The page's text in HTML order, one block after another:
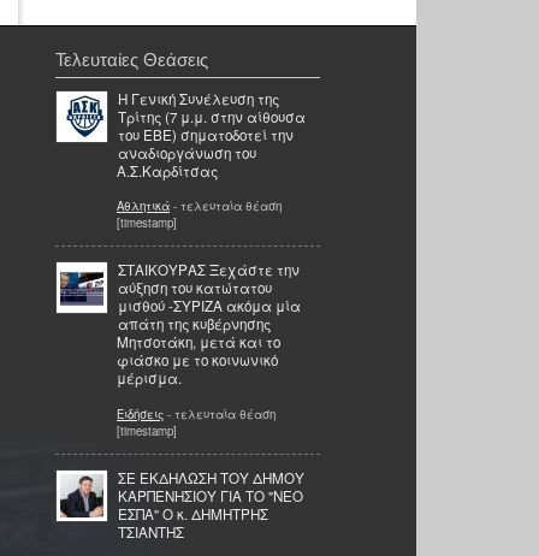
Τελευταίες Θεάσεις
Η Γενική Συνέλευση της
Τρίτης (7 μ.μ. στην αίθουσα
του ΕΒΕ) σηματοδοτεί την
αναδιοργάνωση του
Α.Σ.Καρδίτσας
Αθλητικά - τελευταία θέαση
[timestamp]
ΣΤΑΙΚΟΥΡΑΣ Ξεχάστε την
αύξηση του κατώτατου
μισθού -ΣΥΡΙΖΑ ακόμα μία
απάτη της κυβέρνησης
Μητσοτάκη, μετά και το
φιάσκο με το κοινωνικό
μέρισμα.
Ειδήσεις - τελευταία θέαση
[timestamp]
ΣΕ ΕΚΔΗΛΩΣΗ ΤΟΥ ΔΗΜΟΥ
ΚΑΡΠΕΝΗΣΙΟΥ ΓΙΑ ΤΟ "ΝΕΟ
ΕΣΠΑ" Ο κ. ΔΗΜΗΤΡΗΣ
ΤΣΙΑΝΤΗΣ